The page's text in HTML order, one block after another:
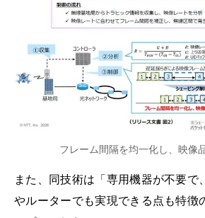
フレーム間隔を均一化し、映像
また、同技術は「専用機器が不要で
やルーターでも実現できる点も特徴